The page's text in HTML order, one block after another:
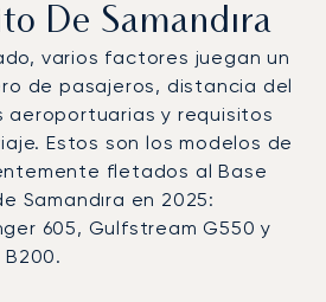
De Samandıra
varios factores juegan un
de pasajeros, distancia del
aeroportuarias y requisitos
Estos son los modelos de
fletados al Base
Samandıra en 2025:
605, Gulfstream G550 y